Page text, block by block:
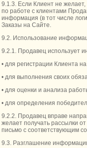
9.1.3. Если Клиент не
по работе с клиентами
информация (в тот числе
Заказы на Сайте.
9.2. Использование
9.2.1. Продавец использует
• для регистрации Клиента
• для выполнения своих
• для оценки и анализа
• для определения
9.2.2. Продавец вправе
желает получать рассылки
письмо с соответствующим
9.3. Разглашение